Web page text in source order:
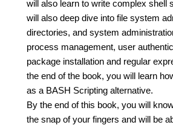
will also learn to write complex shell
will also deep dive into file system
directories, and system
process management, user
package installation and regular
the end of the book, you will learn
as a BASH Scripting alternative.
By the end of this book, you will
the snap of your fingers and will be